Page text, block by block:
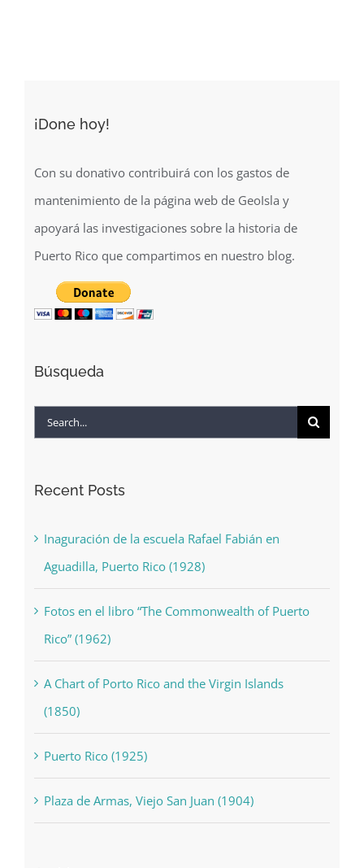
Con su donativo contribuirá con los gastos de
mantenimiento de la página web de GeoIsla y
apoyará las investigaciones sobre la historia de
Puerto Rico que compartimos en nuestro blog.
Inaguración de la escuela Rafael Fabián en
Aguadilla, Puerto Rico (1928)
Fotos en el libro “The Commonwealth of Puerto
Rico” (1962)
A Chart of Porto Rico and the Virgin Islands
(1850)
Puerto Rico (1925)
Plaza de Armas, Viejo San Juan (1904)